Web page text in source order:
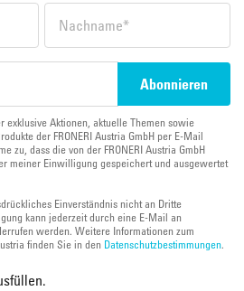
exklusive Aktionen, aktuelle Themen sowie
der FRONERI Austria GmbH per E-Mail
zu, dass die von der FRONERI Austria GmbH
meiner Einwilligung gespeichert und ausgewertet
Einverständnis nicht an Dritte
kann jederzeit durch eine E-Mail an
werden. Weitere Informationen zum
finden Sie in den Datenschutzbestimmungen.